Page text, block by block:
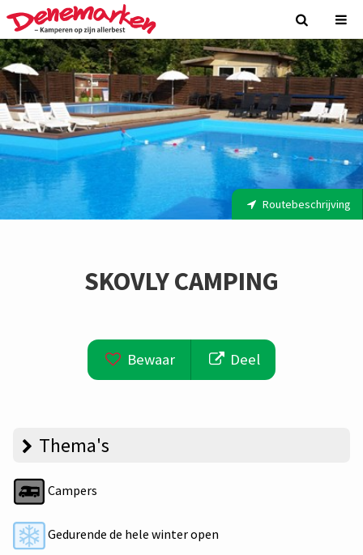
Routebeschrijving
SKOVLY CAMPING
Bewaar Deel
Thema's
Campers
Gedurende de hele winter open